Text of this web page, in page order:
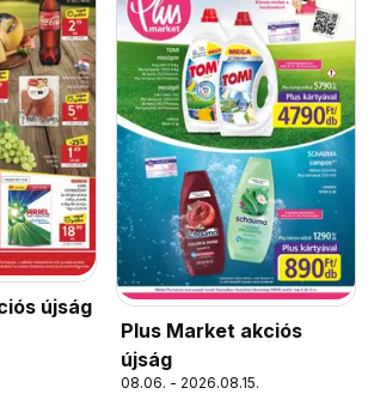
újság
Plus Market akciós
újság
08.06. - 2026.08.15.